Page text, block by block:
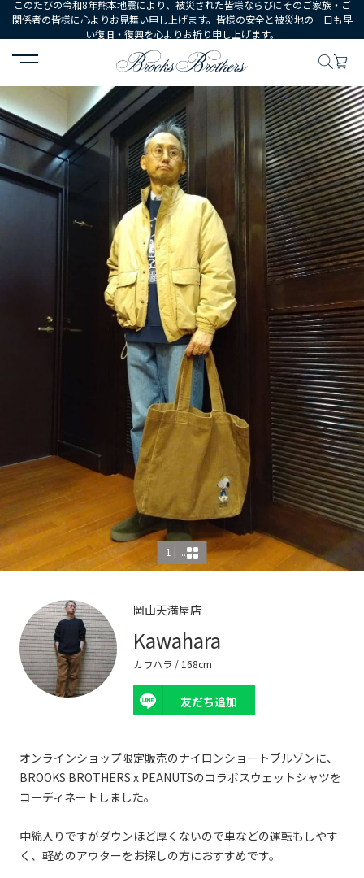
このたびの令和8年熊本地震により、被災された皆様ならびにそのご家族・ご
関係者の皆様に心よりお見舞い申し上げます。皆様の安全と被災地の一日も早
い復旧・復興を心よりお祈り申し上げます。
HOME コーディネート コーディネート詳細
1 | ...
岡山天満屋店
Kawahara
カワハラ / 168cm
友だち追加
オンラインショップ限定販売のナイロンショートブルゾンに、
BROOKS BROTHERS x PEANUTSのコラボスウェットシャツを
コーディネートしました。
中綿入りですがダウンほど厚くないので車などの運転もしやす
く、軽めのアウターをお探しの方におすすめです。